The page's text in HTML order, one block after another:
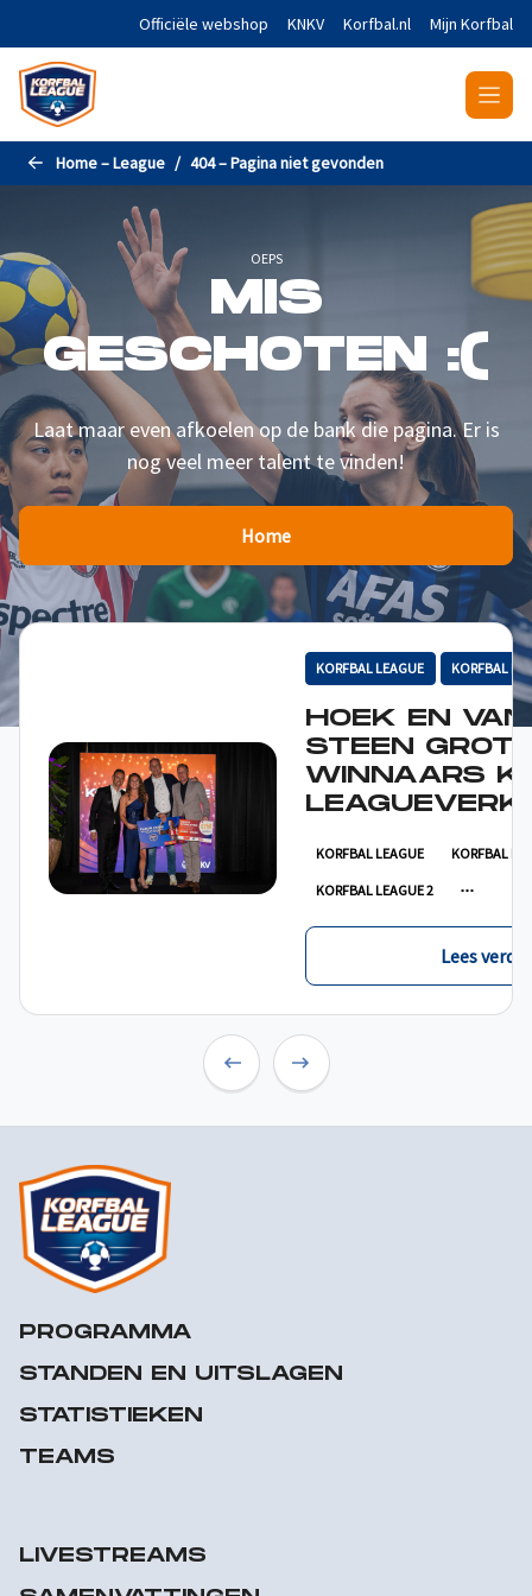
Naar de hoofdinhoud gaanOfficiële webshop KNKV Korfbal.nl Mijn Korfbal
Home – League 404 – Pagina niet gevonden
OEPS
MIS
GESCHOTEN :(
Laat maar even afkoelen op de bank die pagina. Er is
nog veel meer talent te vinden!
Home
KORFBAL LEAGUE KORFBAL
HOEK EN VAN
STEEN
WINNAARS
KORFBAL LEAGUE KORFBAL
KORFBAL LEAGUE 2
Lees verder
PROGRAMMA
STANDEN EN UITSLAGEN
STATISTIEKEN
TEAMS
LIVESTREAMS